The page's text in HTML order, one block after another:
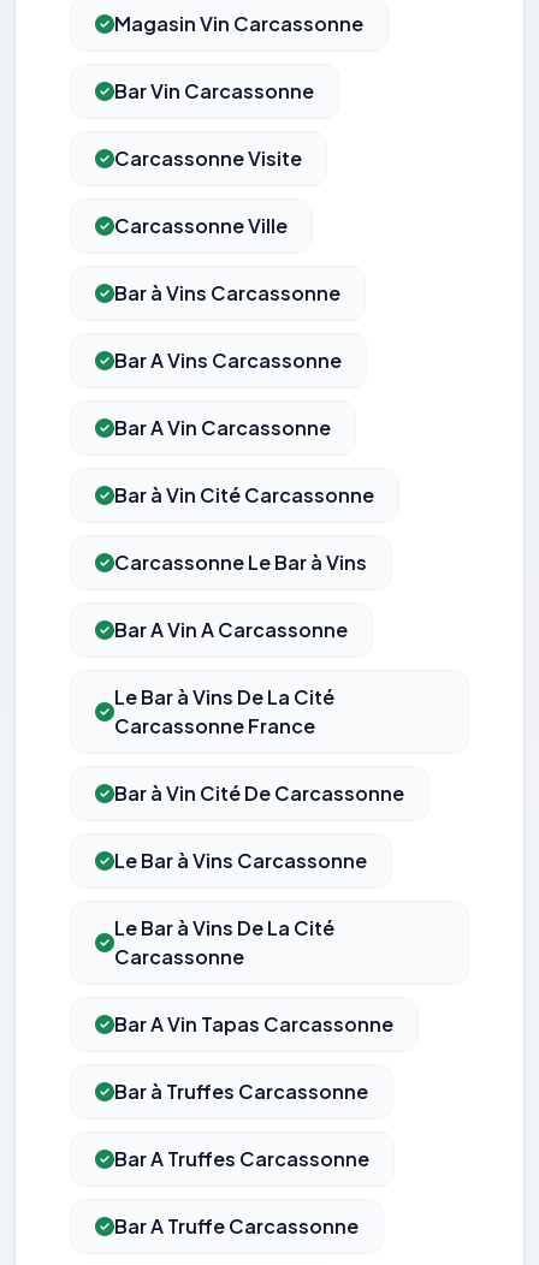
Magasin Vin Carcassonne
Bar Vin Carcassonne
Carcassonne Visite
Carcassonne Ville
Bar à Vins Carcassonne
Bar A Vins Carcassonne
Bar A Vin Carcassonne
Bar à Vin Cité Carcassonne
Carcassonne Le Bar à Vins
Bar A Vin A Carcassonne
Le Bar à Vins De La Cité
Carcassonne France
Bar à Vin Cité De Carcassonne
Le Bar à Vins Carcassonne
Le Bar à Vins De La Cité
Carcassonne
Bar A Vin Tapas Carcassonne
Bar à Truffes Carcassonne
Bar A Truffes Carcassonne
Bar A Truffe Carcassonne